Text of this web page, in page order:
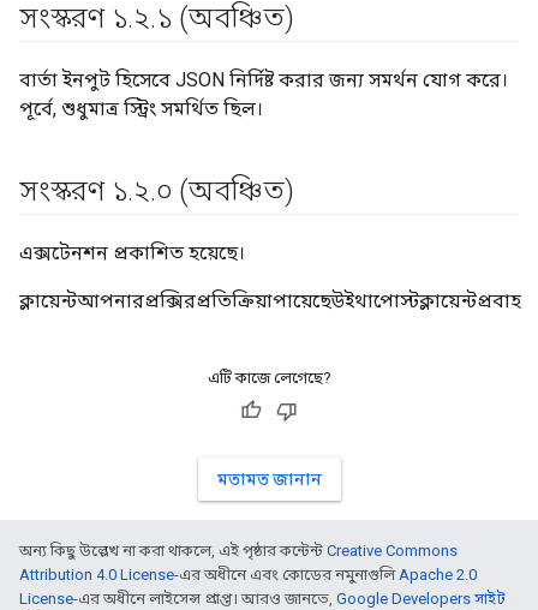
সংস্করণ ১.২.১ (অবঞ্চিত)
বার্তা ইনপুট হিসেবে JSON নির্দিষ্ট করার জন্য সমর্থন যোগ করে।
পূর্বে, শুধুমাত্র স্ট্রিং সমর্থিত ছিল।
সংস্করণ ১.২.০ (অবঞ্চিত)
এক্সটেনশন প্রকাশিত হয়েছে।
ক্লায়েন্টআপনারপ্রক্সিরপ্রতিক্রিয়াপায়েছেউইথাপোস্টক্লায়েন্টপ্রবাহ
এটি কাজে লেগেছে?
মতামত জানান
অন্য কিছু উল্লেখ না করা থাকলে, এই পৃষ্ঠার কন্টেন্ট Creative Commons
Attribution 4.0 License-এর অধীনে এবং কোডের নমুনাগুলিApache 2.0
License-এর অধীনে লাইসেন্স প্রাপ্ত। আরও জানতে, Google Developers সাইট